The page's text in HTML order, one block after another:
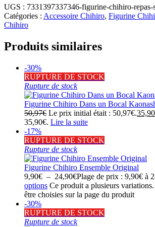
UGS : 7331397337346-figurine-chihiro-repas-
Catégories : Accessoire Chihiro, Figurine
Chihiro
Produits similaires
-30%
RUPTURE DE STOCK
Rupture de stock
Figurine Chihiro Dans un Bocal
50,97€ Le prix initial était : 50,97€.35,90
35,90€. Lire la suite
-17%
RUPTURE DE STOCK
Rupture de stock
Figurine Chihiro Ensemble Original
9,90€ – 24,90€Plage de prix : 9,90€ à
options Ce produit a plusieurs
être choisies sur la page du produit
-30%
RUPTURE DE STOCK
Rupture de stock